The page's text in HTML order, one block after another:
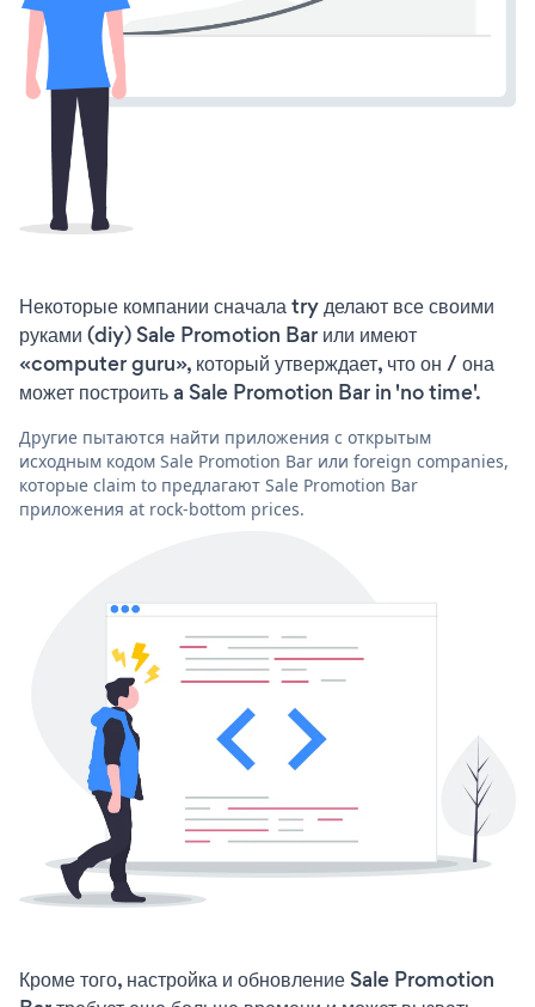
Некоторые компании сначала try делают все своими
руками (diy) Sale Promotion Bar или имеют
«computer guru», который утверждает, что он / она
может построить a Sale Promotion Bar in 'no time'.
Другие пытаются найти приложения с открытым
исходным кодом Sale Promotion Bar или foreign companies,
которые claim to предлагают Sale Promotion Bar
приложения at rock-bottom prices.
Кроме того, настройка и обновление Sale Promotion